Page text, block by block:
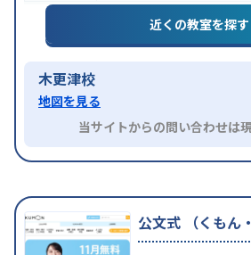
近くの教室を探す
木更津校
地図を見る
当サイトからの問い合わせは
公文式 （くもん